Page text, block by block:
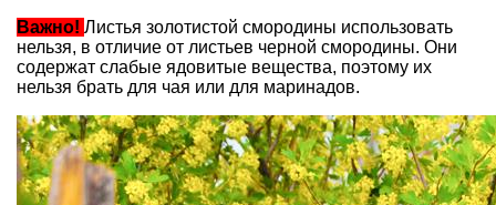
Важно! Листья золотистой смородины использовать
нельзя, в отличие от листьев черной смородины. Они
содержат слабые ядовитые вещества, поэтому их
нельзя брать для чая или для маринадов.